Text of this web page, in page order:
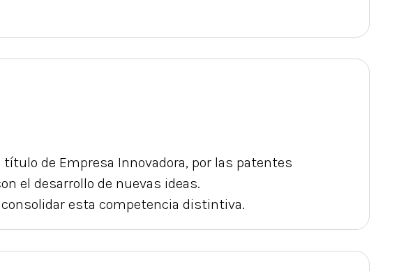
título de Empresa Innovadora, por las patentes
el desarrollo de nuevas ideas.
esta competencia distintiva.